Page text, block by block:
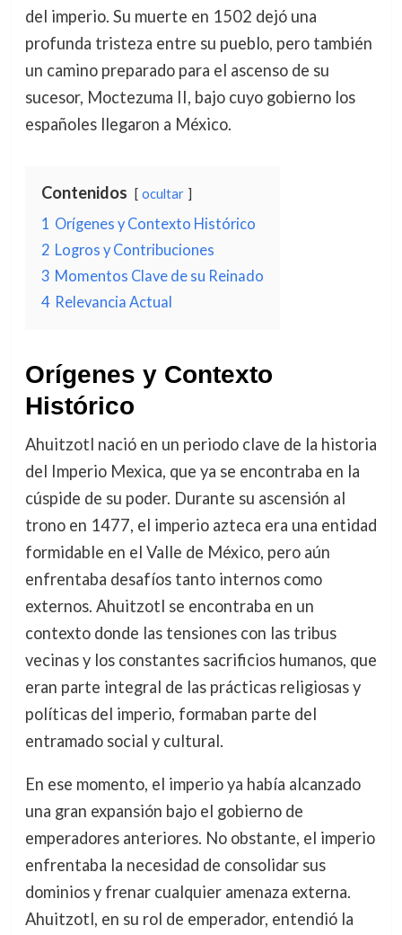
del imperio. Su muerte en 1502 dejó una
profunda tristeza entre su pueblo, pero también
un camino preparado para el ascenso de su
sucesor, Moctezuma II, bajo cuyo gobierno los
españoles llegaron a México.
Contenidos ocultar
1 Orígenes y Contexto Histórico
2 Logros y Contribuciones
3 Momentos Clave de su Reinado
4 Relevancia Actual
Orígenes y Contexto
Histórico
Ahuitzotl nació en un periodo clave de la historia
del Imperio Mexica, que ya se encontraba en la
cúspide de su poder. Durante su ascensión al
trono en 1477, el imperio azteca era una entidad
formidable en el Valle de México, pero aún
enfrentaba desafíos tanto internos como
externos. Ahuitzotl se encontraba en un
contexto donde las tensiones con las tribus
vecinas y los constantes sacrificios humanos, que
eran parte integral de las prácticas religiosas y
políticas del imperio, formaban parte del
entramado social y cultural.
En ese momento, el imperio ya había alcanzado
una gran expansión bajo el gobierno de
emperadores anteriores. No obstante, el imperio
enfrentaba la necesidad de consolidar sus
dominios y frenar cualquier amenaza externa.
Ahuitzotl, en su rol de emperador, entendió la